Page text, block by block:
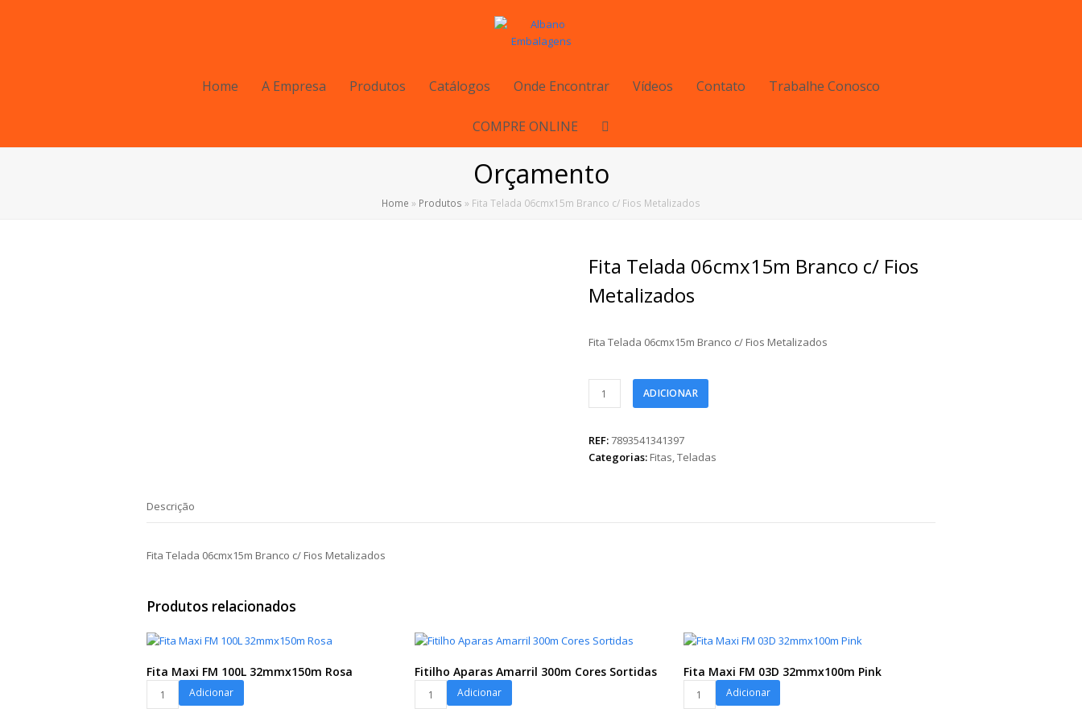
Home A Empresa Produtos Catálogos Onde Encontrar Vídeos Contato Trabalhe Conosco
COMPRE ONLINE
Orçamento
Home » Produtos » Fita Telada 06cmx15m Branco c/ Fios Metalizados
Fita Telada 06cmx15m Branco c/ Fios
Metalizados
Fita Telada 06cmx15m Branco c/ Fios Metalizados
Branco
c/
ADICIONAR
REF:7893541341397
Categorias: Fitas,Teladas
Descrição
Fita Telada 06cmx15m Branco c/ Fios Metalizados
Produtos relacionados
Fita Maxi FM 100L 32mmx150m Rosa
Adicionar
Fitilho Aparas Amarril 300m Cores Sortidas
Aparas
Adicionar
Fita Maxi FM 03D 32mmx100m Pink
Adicionar